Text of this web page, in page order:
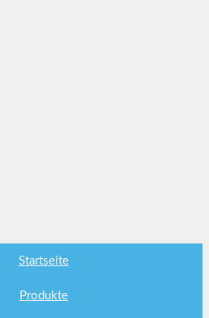
Startseite
Produkte